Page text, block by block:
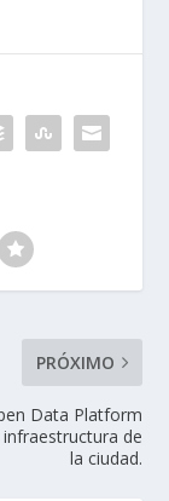
PRÓXIMO
Data Platform
de
la ciudad.